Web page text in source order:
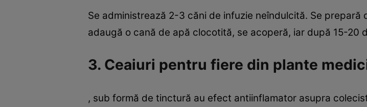
Se administrează 2-3 căni de infuzie neîndulcită. Se
adaugă o cană de apă clocotită, se acoperă, iar după 15-20
3. Ceaiuri pentru fiere din plante
, sub formă de tinctură au efect antiinflamator asupra